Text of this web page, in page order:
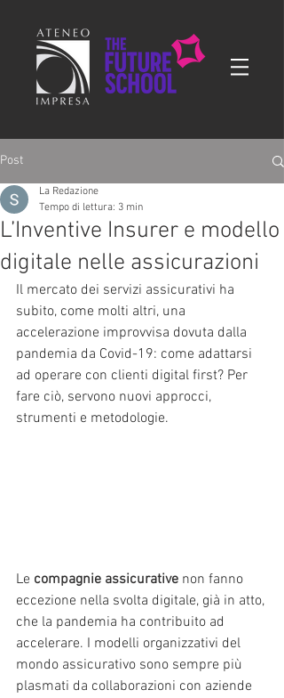
Post
L’Inventive Insurer e modello
digitale nelle assicurazioni
La Redazione
Tempo di lettura: 3 min
Il mercato dei servizi assicurativi ha
subito, come molti altri, una
accelerazione improvvisa dovuta dalla
pandemia da Covid-19: come adattarsi
ad operare con clienti digital first? Per
fare ciò, servono nuovi approcci,
strumenti e metodologie.
Le compagnie assicurative non fanno
eccezione nella svolta digitale, già in atto,
che la pandemia ha contribuito ad
accelerare. I modelli organizzativi del
mondo assicurativo sono sempre più
plasmati da collaborazioni con aziende